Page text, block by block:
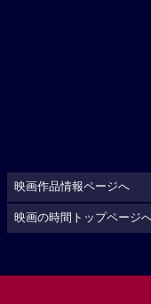
映画作品情報ページへ
映画の時間トップページ